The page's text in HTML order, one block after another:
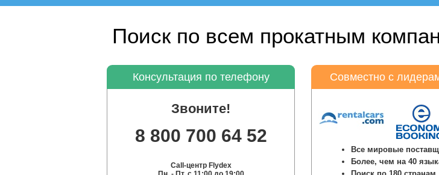
Поиск по всем прокатным
Консультация по телефону
Звоните!
8 800 700 64 52
Call-центр Flydex
Совместно с
Все мировые
Более, чем на 40